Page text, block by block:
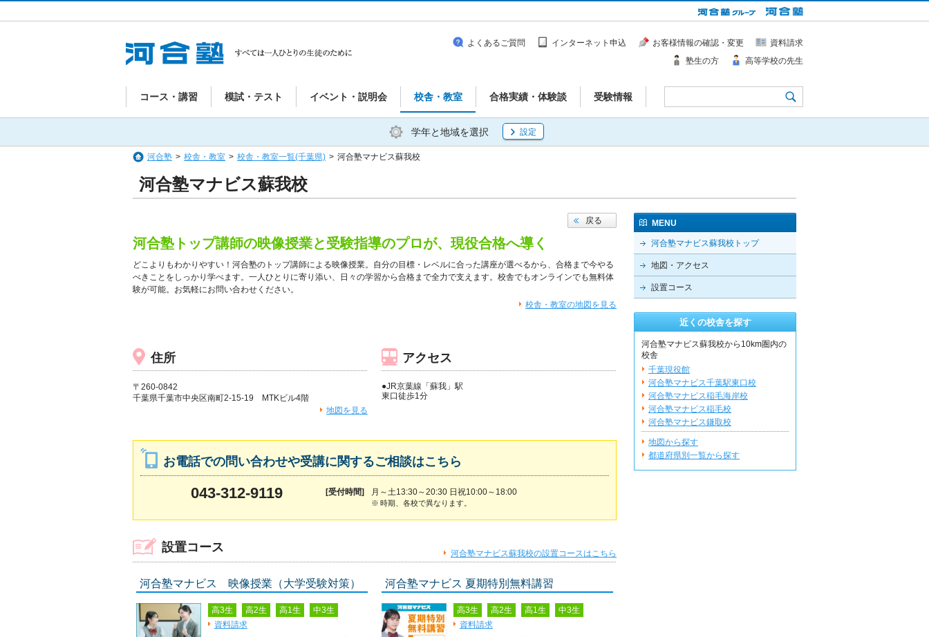
コース・講習 模試・テスト イベント・説明会 校舎・教室 合格実績・体験談 受験情報
よくあるご質問 インターネット申込 お客様情報の確認・変更
資料請求
塾生の方
高等学校の先生
学年と地域を選択 設定
河合塾 > 校舎・教室 > 校舎・教室一覧(千葉県) > 河合塾マナビス蘇我校
河合塾マナビス蘇我校
戻る
河合塾トップ講師の映像授業と受験指導のプロが、現役合格へ導く
どこよりもわかりやすい！河合塾のトップ講師による映像授業。自分の目標・レベルに合った講座が選べるから、合格まで今やる
べきことをしっかり学べます。一人ひとりに寄り添い、日々の学習から合格まで全力で支えます。校舎でもオンラインでも無料体
験が可能。お気軽にお問い合わせください。
校舎・教室の地図を見る
住所
〒260-0842
千葉県千葉市中央区南町2-15-19 MTKビル4階
地図を見る
アクセス
●JR京葉線「蘇我」駅
東口徒歩1分
お電話での問い合わせや受講に関するご相談はこちら
043-312-9119 [受付時間] 月～土13:30～20:30 日祝10:00～18:00
※ 時期、各校で異なります。
設置コース 河合塾マナビス蘇我校の設置コースはこちら
河合塾マナビス 映像授業（大学受験対策）
高3生 高2生 高1生
中3生
資料請求
河合塾マナビス 夏期特別無料講習
高3生 高2生 高1生
中3生
資料請求
MENU
河合塾マナビス蘇我校トップ
地図・アクセス
設置コース
近くの校舎を探す
河合塾マナビス蘇我校から10km圏内の
校舎
千葉現役館
河合塾マナビス千葉駅東口校
河合塾マナビス稲毛海岸校
河合塾マナビス稲毛校
河合塾マナビス鎌取校
地図から探す
都道府県別一覧から探す